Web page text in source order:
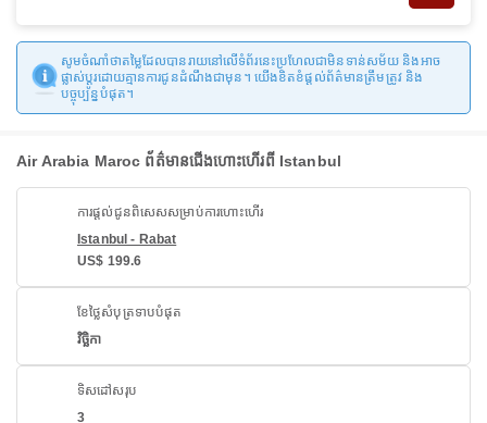
សូមចំណាំថាតម្លៃដែលបានរាយនៅលើទំព័រនេះប្រហែលជាមិនទាន់សម័យ និងអាច
ផ្លាស់ប្តូរដោយគ្មានការជូនដំណឹងជាមុន។ យើងខិតខំផ្តល់ព័ត៌មានត្រឹមត្រូវ និង
បច្ចុប្បន្នបំផុត។
Air Arabia Maroc ព័ត៌មានជើងហោះហើរពី Istanbul
ការផ្តល់ជូនពិសេសសម្រាប់ការហោះហើរ
Istanbul - Rabat
US$ 199.6
ខែថ្លៃសំបុត្រទាបបំផុត
វិច្ឆិកា
ទិសដៅសរុប
3